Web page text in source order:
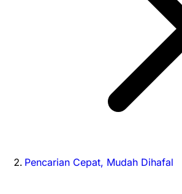
Pencarian Cepat, Mudah Dihafal